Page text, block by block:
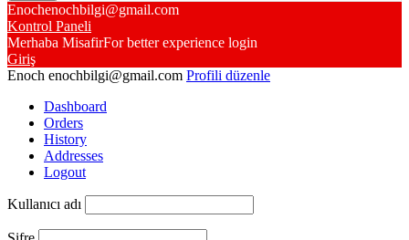
Enochenochbilgi@gmail.com
Kontrol Paneli
Merhaba MisafirFor better experience login
Giriş
Enoch enochbilgi@gmail.com Profili düzenle
Dashboard
Orders
History
Addresses
Logout
Kullanıcı adı